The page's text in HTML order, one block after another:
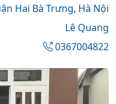
Hai Bà Trưng, Hà Nội
Lê Quang
0367004822